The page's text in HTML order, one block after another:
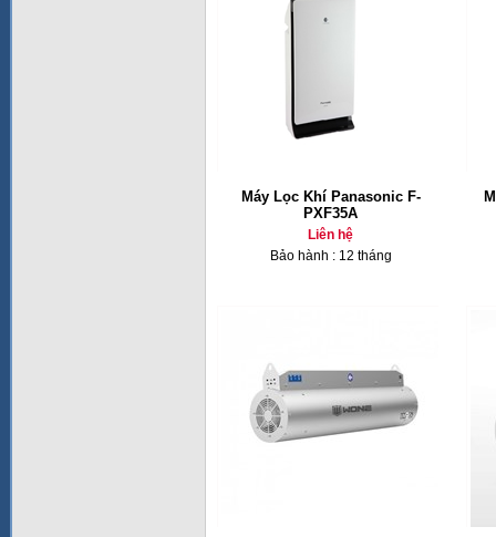
Máy Lọc Khí Panasonic F-
PXF35A
Liên hệ
Bảo hành : 12 tháng